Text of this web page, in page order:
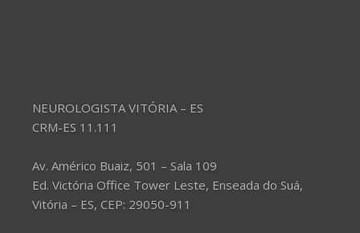
NEUROLOGISTA VITÓRIA – ES
CRM-ES 11.111
Av. Américo Buaiz, 501 – Sala 109
Ed. Victória Office Tower Leste, Enseada do Suá,
Vitória – ES, CEP: 29050-911